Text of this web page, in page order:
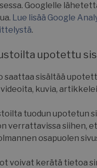
Googlelle
Lue lisää Google
.
upotettu
saattaa sisältää
kuvia,
tuodun upotetun
verrattavissa siihen,
osapuolen
voivat kerätä tietoa
.hs-
.hs-